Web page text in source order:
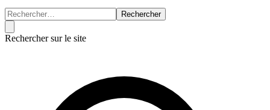
Rechercher
Rechercher sur le site